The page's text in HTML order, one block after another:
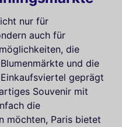
nur für
auch für
die
und die
geprägt
Souvenir mit
die
möchten, Paris bietet